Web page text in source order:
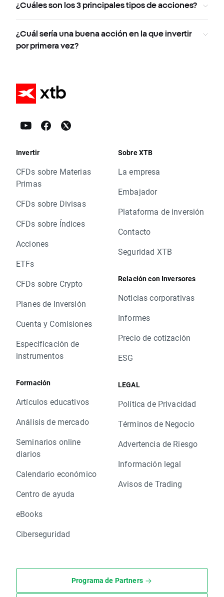
¿Cuáles son los 3 principales tipos de acciones?
¿Cuál sería una buena acción en la que invertir
por primera vez?
Invertir
CFDs sobre Materias
Primas
CFDs sobre Divisas
CFDs sobre Índices
Acciones
ETFs
CFDs sobre Crypto
Planes de Inversión
Cuenta y Comisiones
Especificación de
instrumentos
Formación
Artículos educativos
Análisis de mercado
Seminarios online
diarios
Calendario económico
Centro de ayuda
eBooks
Ciberseguridad
Sobre XTB
La empresa
Embajador
Plataforma de inversión
Contacto
Seguridad XTB
Relación con Inversores
Noticias corporativas
Informes
Precio de cotización
ESG
LEGAL
Política de Privacidad
Términos de Negocio
Advertencia de Riesgo
Información legal
Avisos de Trading
Programa de Partners